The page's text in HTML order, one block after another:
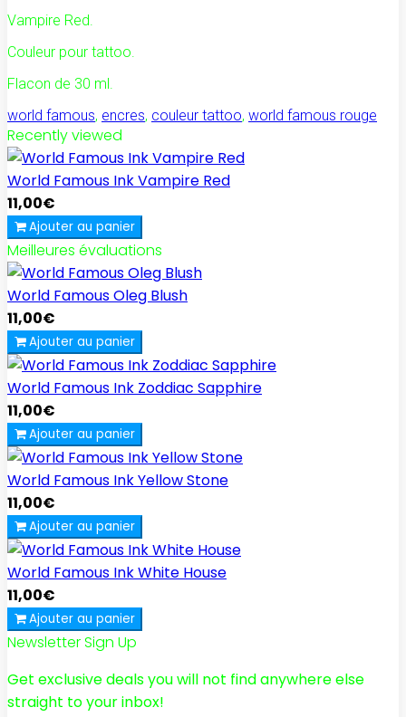
Vampire Red.
Couleur pour tattoo.
Flacon de 30 ml.
world famous, encres, couleur tattoo, world famous rouge
Recently viewed
World Famous Ink Vampire Red
11,00€
Ajouter au panier
Meilleures évaluations
World Famous Oleg Blush
11,00€
Ajouter au panier
World Famous Ink Zoddiac Sapphire
11,00€
Ajouter au panier
World Famous Ink Yellow Stone
11,00€
Ajouter au panier
World Famous Ink White House
11,00€
Ajouter au panier
Newsletter Sign Up
Get exclusive deals you will not find anywhere else
straight to your inbox!